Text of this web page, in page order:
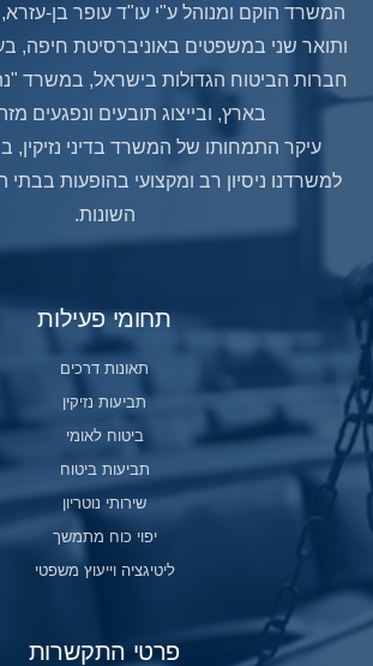
המשרד הוקם ומנוהל ע"י עו"ד עופר בן-
ותואר שני במשפטים באוניברסיטת חיפה, בעל
חברות הביטוח הגדולות בישראל, במשרד
בארץ, ובייצוג תובעים ונפגעים
עיקר התמחותו של המשרד בדיני נזיקין,
למשרדנו ניסיון רב ומקצועי בהופעות
השונות.
תחומי פעילות
תאונות דרכים
תביעות נזיקין
ביטוח לאומי
תביעות ביטוח
שירותי נוטריון
יפוי כוח מתמשך
ליטיגציה וייעוץ משפטי
פרטי התקשרות